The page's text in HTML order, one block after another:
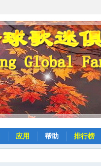
应用 帮助 排行榜